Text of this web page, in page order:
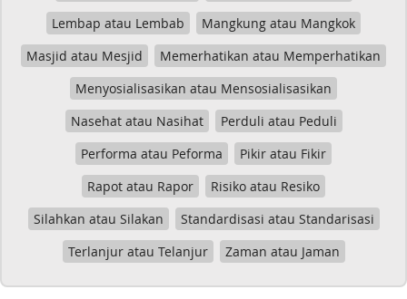
Lembap atau Lembab
Mangkung atau Mangkok
Masjid atau Mesjid
Memerhatikan atau Memperhatikan
Menyosialisasikan atau Mensosialisasikan
Nasehat atau Nasihat
Perduli atau Peduli
Performa atau Peforma
Pikir atau Fikir
Rapot atau Rapor
Risiko atau Resiko
Silahkan atau Silakan
Standardisasi atau Standarisasi
Terlanjur atau Telanjur
Zaman atau Jaman